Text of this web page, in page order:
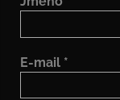
E-mail *